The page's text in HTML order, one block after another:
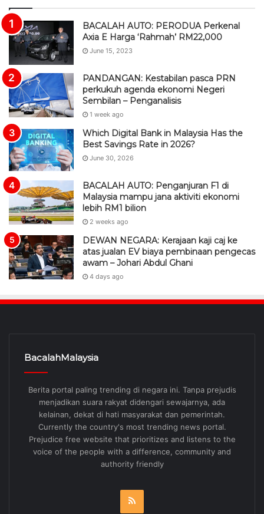
BACALAH AUTO: PERODUA Perkenal
Axia E Harga ‘Rahmah’ RM22,000
June 15, 2023
PANDANGAN: Kestabilan pasca PRN
perkukuh agenda ekonomi Negeri
Sembilan – Penganalisis
1 week ago
Which Digital Bank in Malaysia Has the
Best Savings Rate in 2026?
June 30, 2026
BACALAH AUTO: Penganjuran F1 di
Malaysia mampu jana aktiviti ekonomi
lebih RM1 bilion
2 weeks ago
DEWAN NEGARA: Kerajaan kaji caj ke
atas jualan EV biaya pembinaan pengecas
awam – Johari Abdul Ghani
4 days ago
BacalahMalaysia
Berita portal paling trending di negara ini. Tanpa prejudis
menjadikan suara rakyat didengari sewajarnya, ada
kelainan, dekat di hati masyarakat dan pemerintah.
Currently the country's most trending news portal.
Prejudice free website that prioritizes and listens to the
voice of the people with a difference, community and
authority friendly